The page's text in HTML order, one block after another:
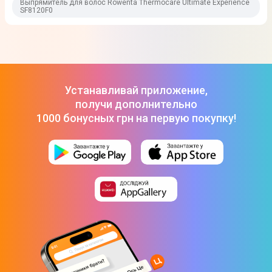
Режим работы и функции
Портативный
Конструкция и удобства
Плавающие пластины
Фиксация пластин в закрытом положении
Регулируемая температура
Панель управления
Выпрямитель для волос Rowenta Thermocare Ultimate Experience
SF8120F0
Устанавливай приложение,
получи дополнительно
1000 бонусных грн на первую покупку!